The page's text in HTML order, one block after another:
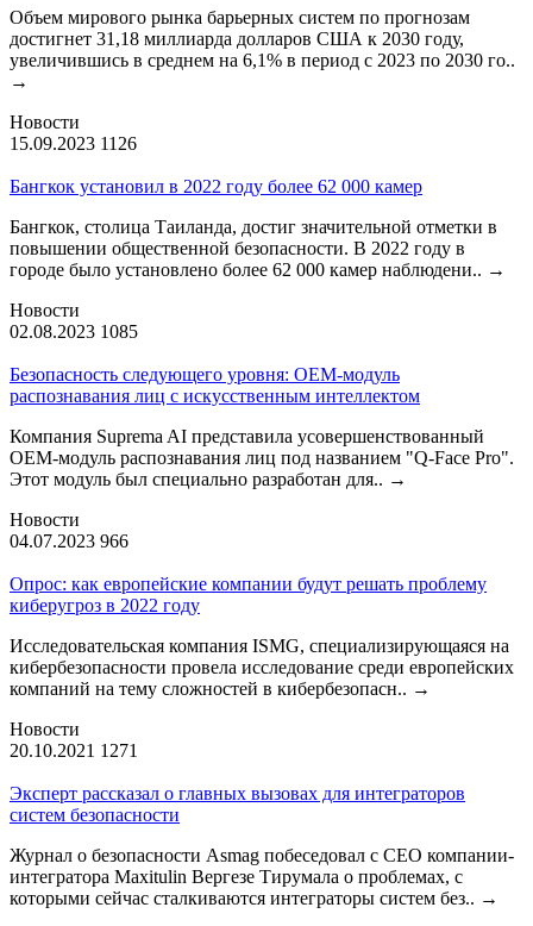
Объем мирового рынка барьерных систем по прогнозам
достигнет 31,18 миллиарда долларов США к 2030 году,
увеличившись в среднем на 6,1% в период с 2023 по 2030 го..
→
Новости
15.09.2023 1126
Бангкок установил в 2022 году более 62 000 камер
Бангкок, столица Таиланда, достиг значительной отметки в
повышении общественной безопасности. В 2022 году в
городе было установлено более 62 000 камер наблюдени.. →
Новости
02.08.2023 1085
Безопасность следующего уровня: OEM-модуль
распознавания лиц с искусственным интеллектом
Компания Suprema AI представила усовершенствованный
OEM-модуль распознавания лиц под названием "Q-Face Pro".
Этот модуль был специально разработан для.. →
Новости
04.07.2023 966
Опрос: как европейские компании будут решать проблему
киберугроз в 2022 году
Исследовательская компания ISMG, специализирующаяся на
кибербезопасности провела исследование среди европейских
компаний на тему сложностей в кибербезопасн.. →
Новости
20.10.2021 1271
Эксперт рассказал о главных вызовах для интеграторов
систем безопасности
Журнал о безопасности Asmag побеседовал с CEO компании-
интегратора Maxitulin Вергезе Тирумала о проблемах, с
которыми сейчас сталкиваются интеграторы систем без.. →